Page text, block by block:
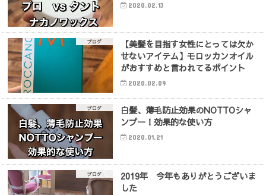
2020.02.13
ブログ
【美髪を目指す女性にとっては欠か
せないアイテム】モロッカンオイル
がおすすめと言われてるポイント
2020.02.09
ブログ
白髪、薄毛防止効果のNOTTOシャ
ンプー！効果的な使い方
2020.01.21
ブログ
2019年 今年もありがとうございま
した